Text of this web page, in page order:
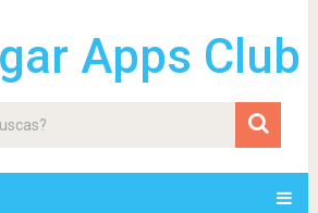
Apps Club